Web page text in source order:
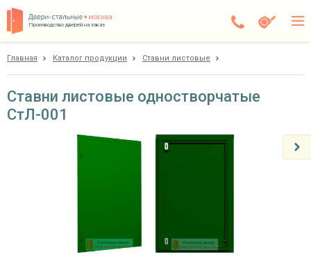
Производство дверей на заказ
Доставка
Установка
Галерея
Покупателям
Главная Каталог продукции Ставни листовые
Ставни листовые одностворчатые
СтЛ-001